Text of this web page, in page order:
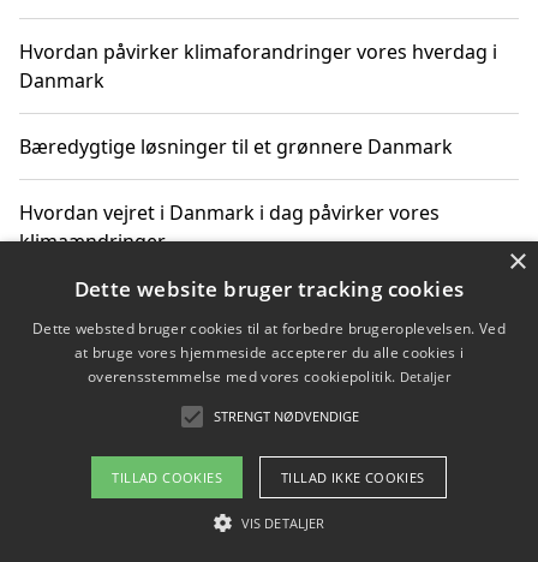
Hvordan påvirker klimaforandringer vores hverdag i
Danmark
Bæredygtige løsninger til et grønnere Danmark
Hvordan vejret i Danmark i dag påvirker vores
klimaændringer
Hvordan klimaændringer påvirker danske unges
gaveønsker
Om / kontakt
Blog Betingelser
×
Dette website bruger tracking cookies
Dette websted bruger cookies til at forbedre brugeroplevelsen. Ved
at bruge vores hjemmeside accepterer du alle cookies i
overensstemmelse med vores cookiepolitik. Detaljer
STRENGT NØDVENDIGE
TILLAD COOKIES TILLAD IKKE COOKIES
VIS DETALJER